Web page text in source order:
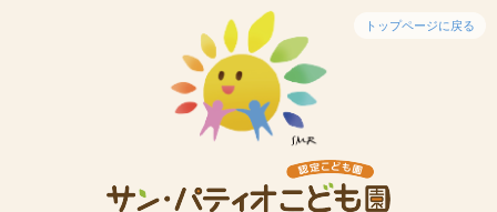
トップページに戻る